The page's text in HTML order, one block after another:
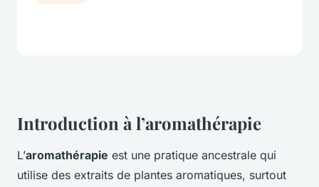
Introduction à l’aromathérapie
L’aromathérapie est une pratique ancestrale qui
utilise des extraits de plantes aromatiques, surtout